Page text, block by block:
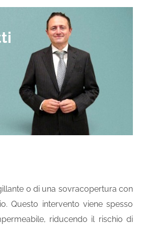
o di una sovracopertura con
Questo intervento viene spesso
riducendo il rischio di